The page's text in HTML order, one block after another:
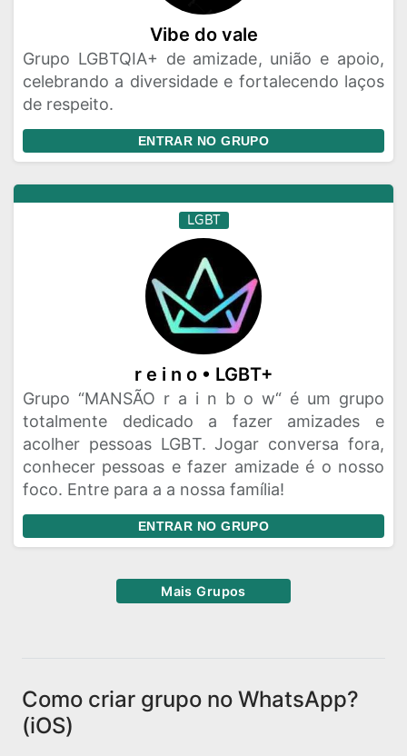
Vibe do vale
Grupo LGBTQIA+ de amizade, união e apoio,
celebrando a diversidade e fortalecendo laços
de respeito.
ENTRAR NO GRUPO
LGBT
r e i n o • LGBT+
Grupo “MANSÃO r a i n b o w“ é um grupo
totalmente dedicado a fazer amizades e
acolher pessoas LGBT. Jogar conversa fora,
conhecer pessoas e fazer amizade é o nosso
foco. Entre para a a nossa família!
ENTRAR NO GRUPO
Mais Grupos
Como criar grupo no WhatsApp?
(iOS)